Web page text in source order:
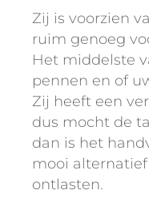
Zij is voorzien
ruim genoeg
Het middelste
pennen en of
Zij heeft een
dus mocht de
dan is het
mooi
ontlasten.